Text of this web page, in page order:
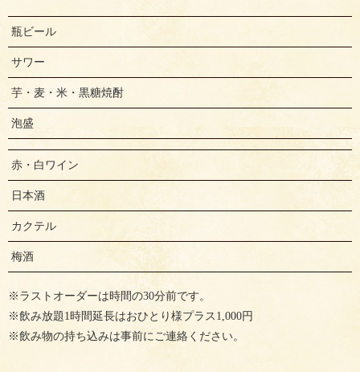
瓶ビール
サワー
芋・麦・米・黒糖焼酎
泡盛
赤・白ワイン
日本酒
カクテル
梅酒
※ラストオーダーは時間の30分前です。
※飲み放題1時間延長はおひとり様プラス1,000円
※飲み物の持ち込みは事前にご連絡ください。